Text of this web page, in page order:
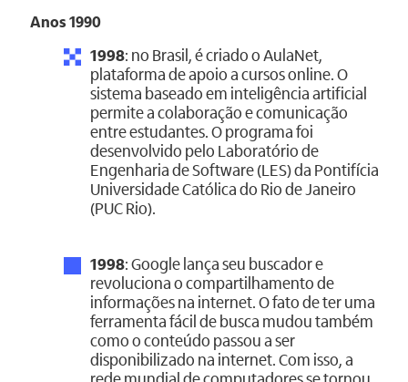
Anos 1990
1998: no Brasil, é criado o AulaNet,
plataforma de apoio a cursos online. O
sistema baseado em inteligência artificial
permite a colaboração e comunicação
entre estudantes. O programa foi
desenvolvido pelo Laboratório de
Engenharia de Software (LES) da Pontifícia
Universidade Católica do Rio de Janeiro
(PUC Rio).
1998: Google lança seu buscador e
revoluciona o compartilhamento de
informações na internet. O fato de ter uma
ferramenta fácil de busca mudou também
como o conteúdo passou a ser
disponibilizado na internet. Com isso, a